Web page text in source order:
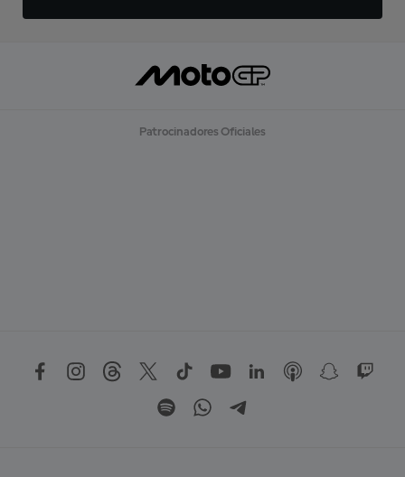
Patrocinadores Oficiales